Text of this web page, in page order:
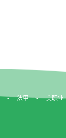
法甲 美职业